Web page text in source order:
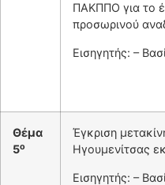
ΠΑΚΠΠΟ για το
προσωρινού
Εισηγητής: –
Θέμα
5ο
Έγκριση
Ηγουμενίτσας
Εισηγητής: –